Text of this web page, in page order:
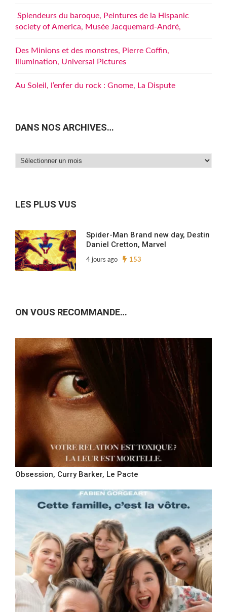
Splendeurs du baroque, Peintures de la Hispanic
society of America, Musée Jacquemard-André,
Des Minions et des monstres, Pierre Coffin,
Illumination, Universal Pictures
Au Soleil, l’enfer du rock : Gnome, La Dispute
DANS NOS ARCHIVES…
Dans
LES PLUS VUS
Spider-Man Brand new day, Destin
Daniel Cretton, Marvel
4 jours ago 153
ON VOUS RECOMMANDE…
Obsession, Curry Barker, Le Pacte